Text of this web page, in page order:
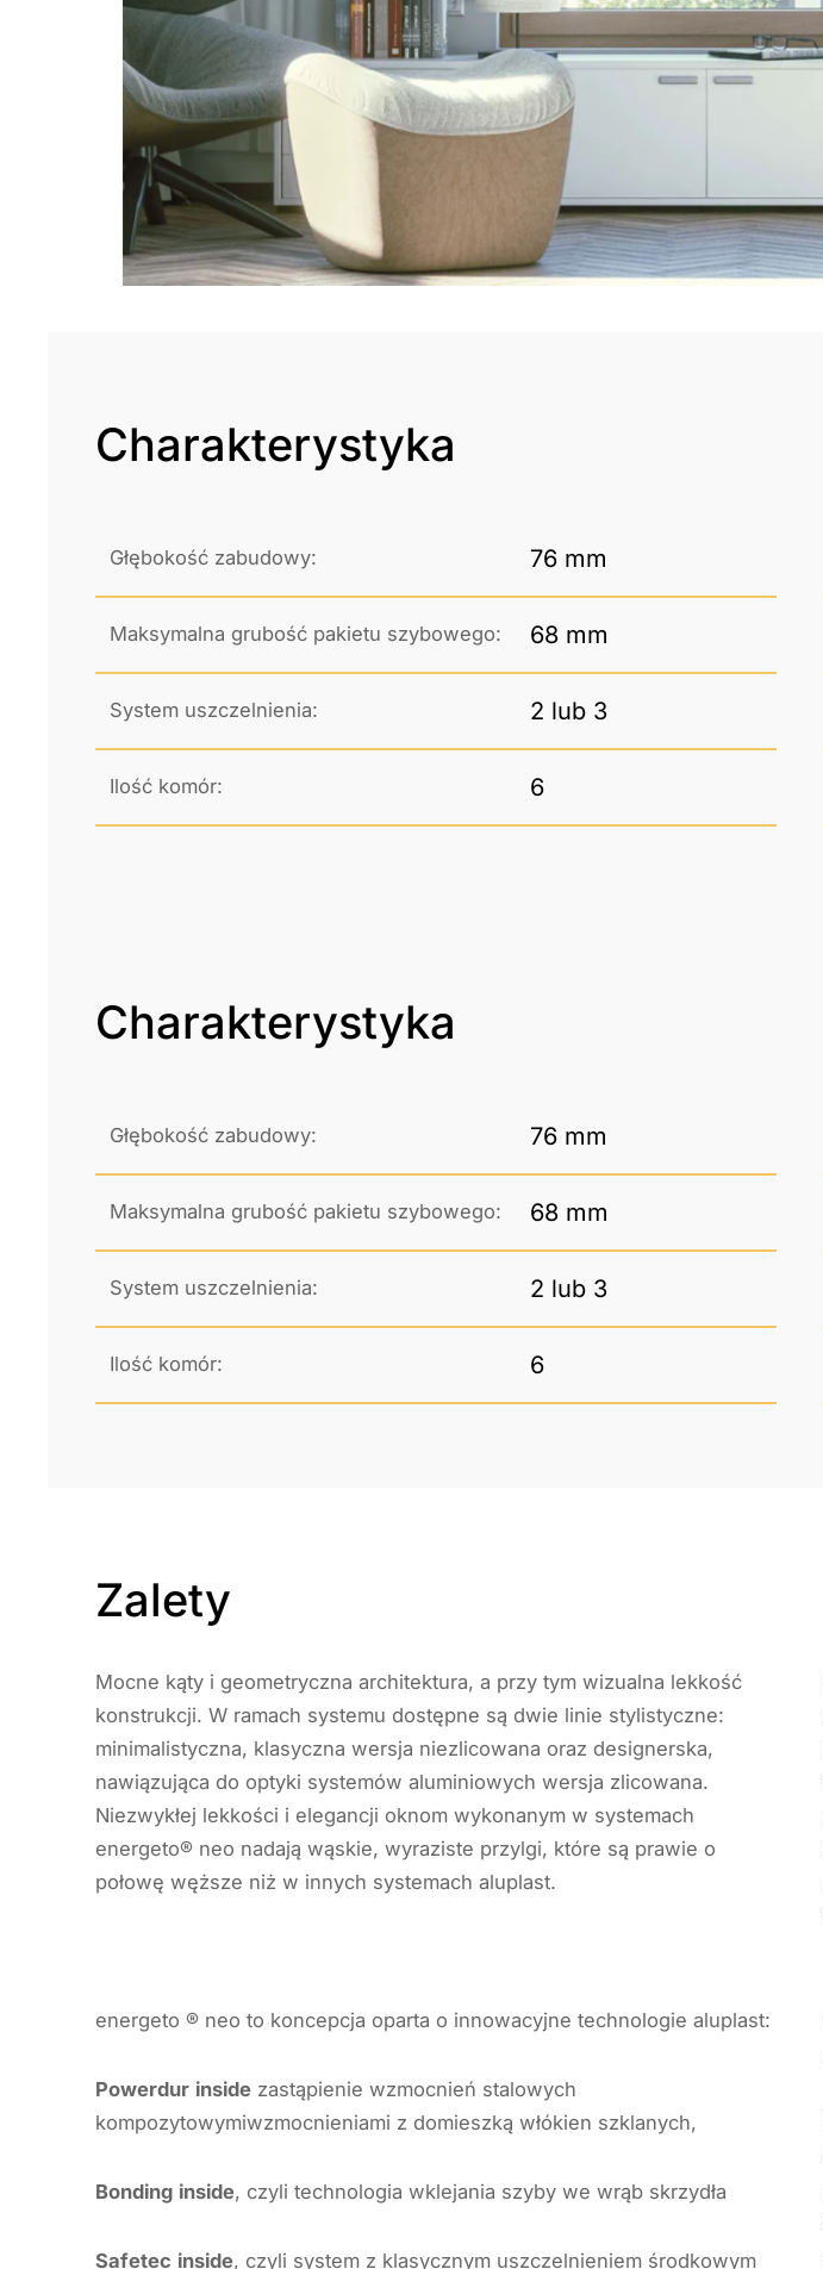
Charakterystyka
Głębokość zabudowy: 76 mm
Maksymalna grubość pakietu szybowego: 68 mm
System uszczelnienia: 2 lub 3
Ilość komór: 6
Charakterystyka
Głębokość zabudowy: 76 mm
Maksymalna grubość pakietu szybowego: 68 mm
System uszczelnienia: 2 lub 3
Ilość komór: 6
Zalety
Mocne kąty i geometryczna architektura, a przy tym wizualna lekkość
konstrukcji. W ramach systemu dostępne są dwie linie stylistyczne:
minimalistyczna, klasyczna wersja niezlicowana oraz designerska,
nawiązująca do optyki systemów aluminiowych wersja zlicowana.
Niezwykłej lekkości i elegancji oknom wykonanym w systemach
energeto® neo nadają wąskie, wyraziste przylgi, które są prawie o
połowę węższe niż w innych systemach aluplast.
energeto ® neo to koncepcja oparta o innowacyjne technologie aluplast:
Powerdur inside zastąpienie wzmocnień stalowych
kompozytowymiwzmocnieniami z domieszką włókien szklanych,
Bonding inside, czyli technologia wklejania szyby we wrąb skrzydła
Safetec inside, czyli system z klasycznym uszczelnieniem środkowym